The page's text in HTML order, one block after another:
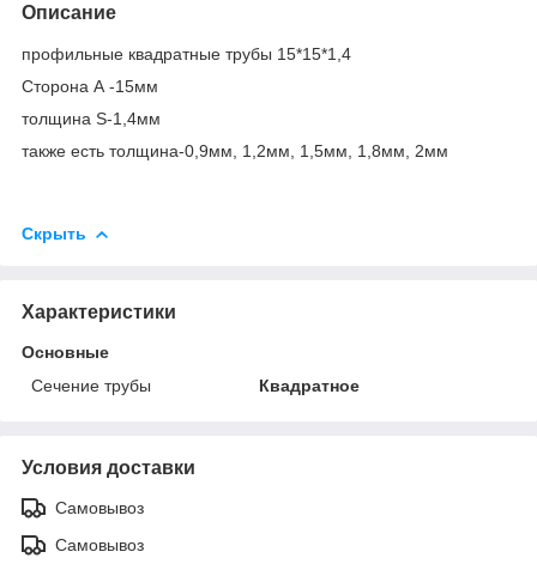
Описание
профильные квадратные трубы 15*15*1,4
Сторона А -15мм
толщина S-1,4мм
также есть толщина-0,9мм, 1,2мм, 1,5мм, 1,8мм, 2мм
Скрыть
Характеристики
Основные
Сечение трубы
Квадратное
Условия доставки
Самовывоз
Самовывоз